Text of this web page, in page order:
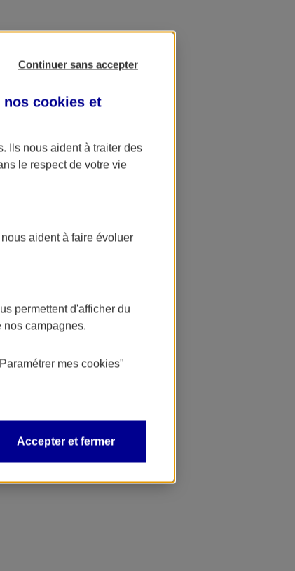
Continuer sans accepter
nos cookies et
. Ils nous aident à traiter des
le respect de votre vie
aident à faire évoluer
permettent d'afficher du
nos campagnes.
mes cookies"
Accepter et fermer